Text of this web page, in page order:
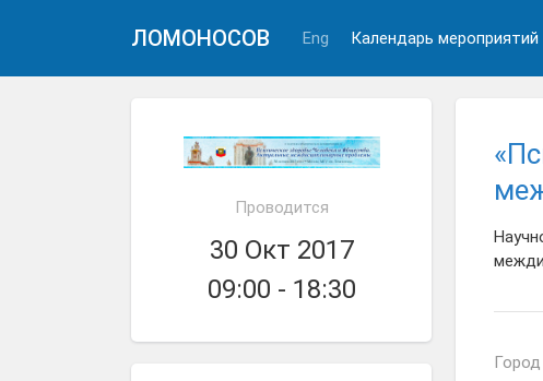
ЛОМОНОСОВ Eng Календарь мероприятий
Проводится
30 Окт 2017
09:00 - 18:30
Город